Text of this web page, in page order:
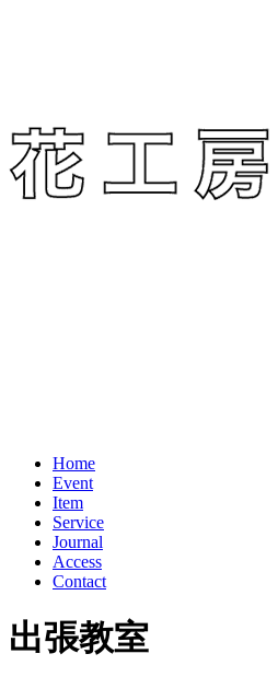
Home
Event
Item
Service
Journal
Access
Contact
出張教室